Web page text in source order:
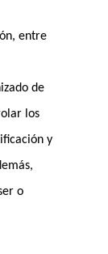
entre
de
los
y
o